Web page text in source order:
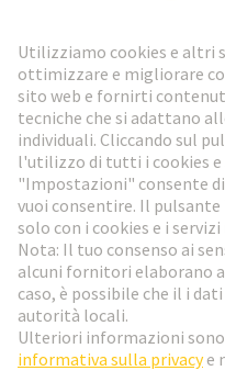
Vai al registrazione
Social Media
Italia Italiano